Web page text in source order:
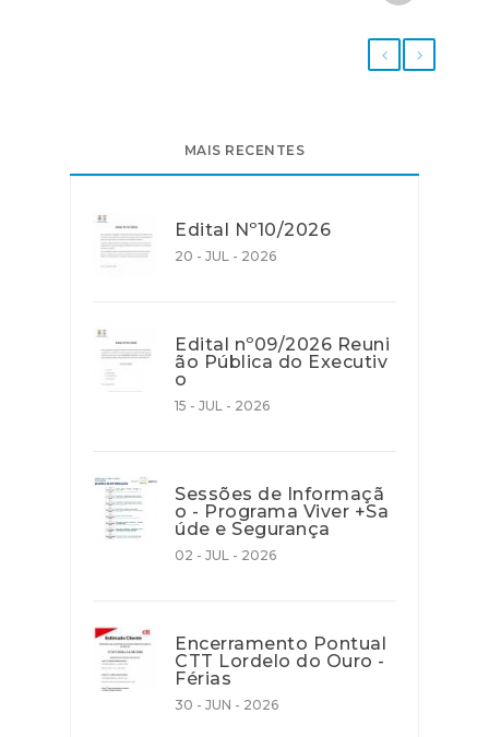
MAIS RECENTES
Edital Nº10/2026
20 - JUL - 2026
Edital nº09/2026 Reuni
ão Pública do Executiv
o
15 - JUL - 2026
Sessões de Informaçã
o - Programa Viver +Sa
úde e Segurança
02 - JUL - 2026
Encerramento Pontual
CTT Lordelo do Ouro -
Férias
30 - JUN - 2026